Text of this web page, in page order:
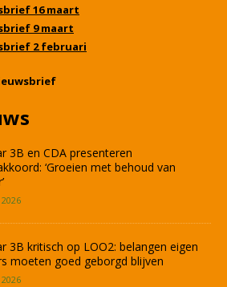
16 maart
9 maart
2 februari
3B en CDA presenteren
‘Groeien met behoud van
3B kritisch op LOO2: belangen eigen
moeten goed geborgd blijven